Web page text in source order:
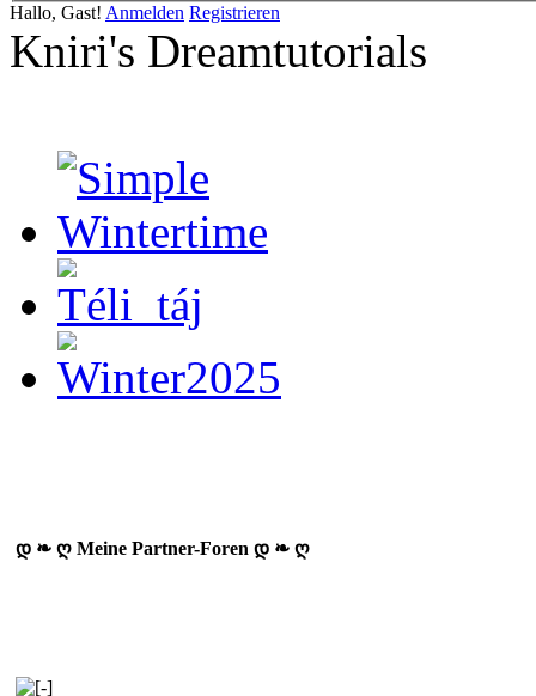
Hallo, Gast! Anmelden Registrieren
Kniri's Dreamtutorials
დ ❧ ღ Meine Partner-Foren დ ❧ ღ